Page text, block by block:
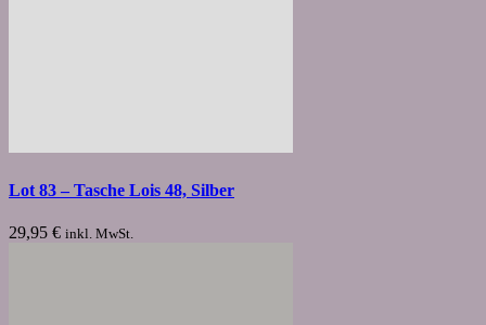
Lot 83 – Tasche Lois 48, Silber
29,95 € inkl. MwSt.